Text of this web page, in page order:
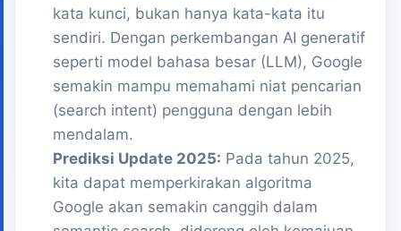
kata kunci, bukan hanya kata-kata itu
sendiri. Dengan perkembangan AI generatif
seperti model bahasa besar (LLM), Google
semakin mampu memahami niat pencarian
(search intent) pengguna dengan lebih
mendalam.
Prediksi Update 2025: Pada tahun 2025,
kita dapat memperkirakan algoritma
Google akan semakin canggih dalam